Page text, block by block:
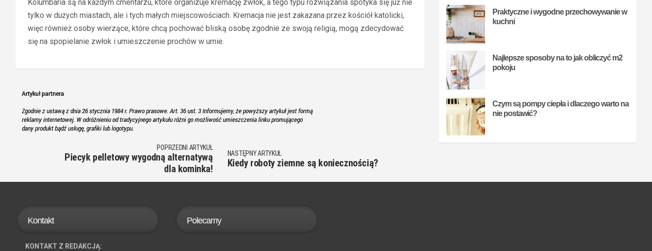
Kolumbaria są na każdym cmentarzu, które organizuje kremację zwłok, a tego typu rozwiązania spotyka się już nie
tylko w dużych miastach, ale i tych małych miejscowościach. Kremacja nie jest zakazana przez kościół katolicki,
więc również osoby wierzące, które chcą pochować bliską osobę zgodnie ze swoją religią, mogą zdecydować
się na spopielanie zwłok i umieszczenie prochów w urnie.
POPRZEDNI ARTYKUŁ
Piecyk pelletowy wygodną alternatywą
dla kominka!
NASTĘPNY ARTYKUŁ
Kiedy roboty ziemne są koniecznością?
Praktyczne i wygodne przechowywanie w
kuchni
Najlepsze sposoby na to jak obliczyć m2
pokoju
Czym są pompy ciepła i dlaczego warto na
nie postawić?
Kontakt
KONTAKT Z REDAKCJĄ:
Polecamy